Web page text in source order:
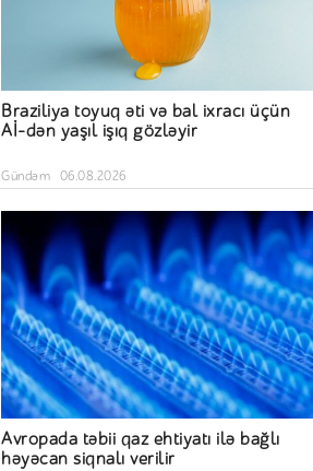
Braziliya toyuq əti və bal ixracı üçün
Aİ-dən yaşıl işıq gözləyir
Gündəm 06.08.2026
Avropada təbii qaz ehtiyatı ilə bağlı
həyəcan siqnalı verilir